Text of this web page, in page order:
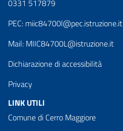
0331 517879
PEC: miic84700l@pec.istruzione.it
Mail: MIIC84700L@istruzione.it
Dichiarazione di accessibilità
Privacy
LINK UTILI
Comune di Cerro Maggiore